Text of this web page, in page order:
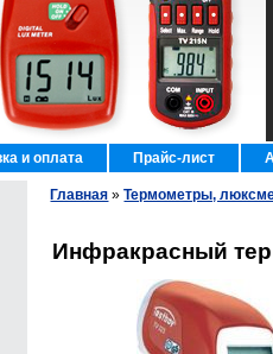
и оплата Прайс-лист
Главная »Термометры,
Инфракрасный